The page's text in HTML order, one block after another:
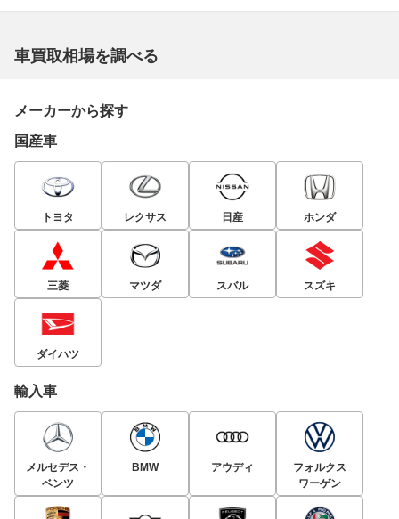
車買取相場を調べる
メーカーから探す
国産車
トヨタ レクサス 日産 ホンダ
三菱 マツダ スバル スズキ
ダイハツ
輸入車
メルセデス・
ベンツ
BMW アウディ
フォルクス
ワーゲン